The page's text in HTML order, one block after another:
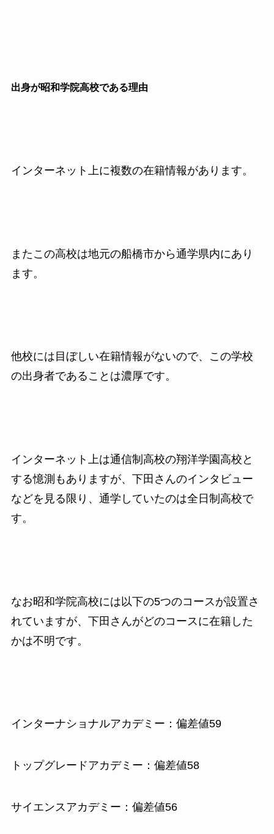
出身が昭和学院高校である理由
インターネット上に複数の在籍情報があります。
またこの高校は地元の船橋市から通学県内にあり
ます。
他校には目ぼしい在籍情報がないので、この学校
の出身者であることは濃厚です。
インターネット上は通信制高校の翔洋学園高校と
する憶測もありますが、下田さんのインタビュー
などを見る限り、通学していたのは全日制高校で
す。
なお昭和学院高校には以下の5つのコースが設置さ
れていますが、下田さんがどのコースに在籍した
かは不明です。
インターナショナルアカデミー：偏差値59
トップグレードアカデミー：偏差値58
サイエンスアカデミー：偏差値56